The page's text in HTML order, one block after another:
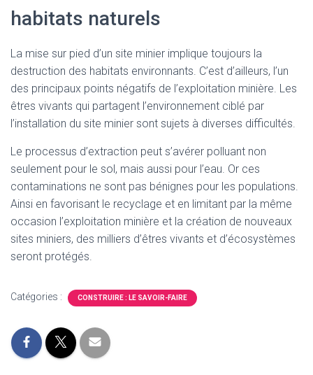
habitats naturels
La mise sur pied d’un site minier implique toujours la
destruction des habitats environnants. C’est d’ailleurs, l’un
des principaux points négatifs de l’exploitation minière. Les
êtres vivants qui partagent l’environnement ciblé par
l’installation du site minier sont sujets à diverses difficultés.
Le processus d’extraction peut s’avérer polluant non
seulement pour le sol, mais aussi pour l’eau. Or ces
contaminations ne sont pas bénignes pour les populations.
Ainsi en favorisant le recyclage et en limitant par la même
occasion l’exploitation minière et la création de nouveaux
sites miniers, des milliers d’êtres vivants et d’écosystèmes
seront protégés.
Catégories : CONSTRUIRE : LE SAVOIR-FAIRE